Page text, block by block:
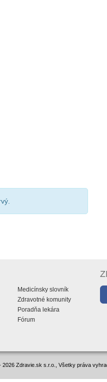
Medicínsky slovník
Zdravotné komunity
Poradňa lekára
Fórum
Zdravie.sk s.r.o., Všetky práva